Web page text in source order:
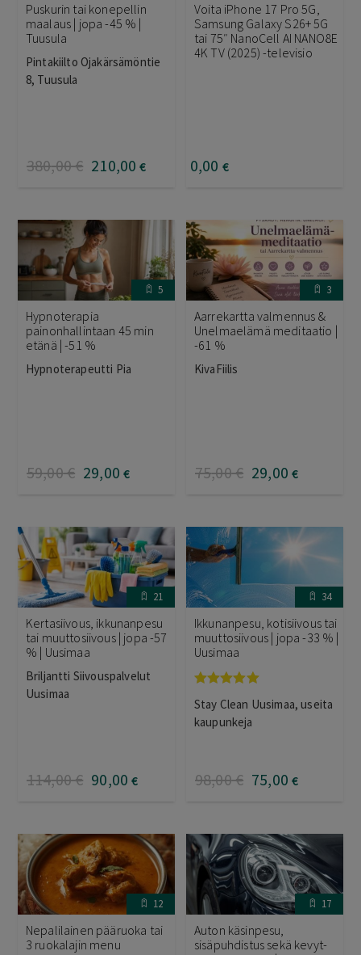
Puskurin tai konepellin
maalaus | jopa -45 % |
Tuusula
Pintakiilto Ojakärsämöntie
8, Tuusula
380,00€ 210,00 €
Voita iPhone 17 Pro 5G,
Samsung Galaxy S26+ 5G
tai 75″ NanoCell AI NANO8E
4K TV (2025) -televisio
0,00 €
5
Hypnoterapia
painonhallintaan 45 min
etänä | -51 %
Hypnoterapeutti Pia
59,00€ 29,00 €
3
Aarrekartta valmennus &
Unelmaelämä meditaatio |
-61 %
KivaFiilis
75,00€ 29,00 €
21
Kertasiivous, ikkunanpesu
tai muuttosiivous | jopa -57
% | Uusimaa
Briljantti Siivouspalvelut
Uusimaa
114,00€ 90,00 €
34
Ikkunanpesu, kotisiivous tai
muuttosiivous | jopa -33 % |
Uusimaa
tuotteesta:
5.00/ 5
Stay Clean Uusimaa, useita
kaupunkeja
98,00€ 75,00 €
12
Nepalilainen pääruoka tai
3 ruokalajin menu
17
Auton käsinpesu,
sisäpuhdistus sekä kevyt-